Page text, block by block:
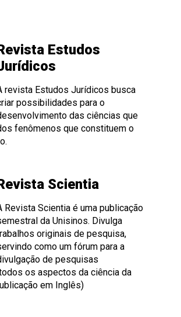
Estudos
revista Estudos Jurídicos busca
possibilidades para o
das ciências que
fenômenos que constituem o
Scientia
Revista Scientia é uma publicação
da Unisinos. Divulga
originais de pesquisa,
como um fórum para a
de pesquisas
os aspectos da ciência da
em Inglês)